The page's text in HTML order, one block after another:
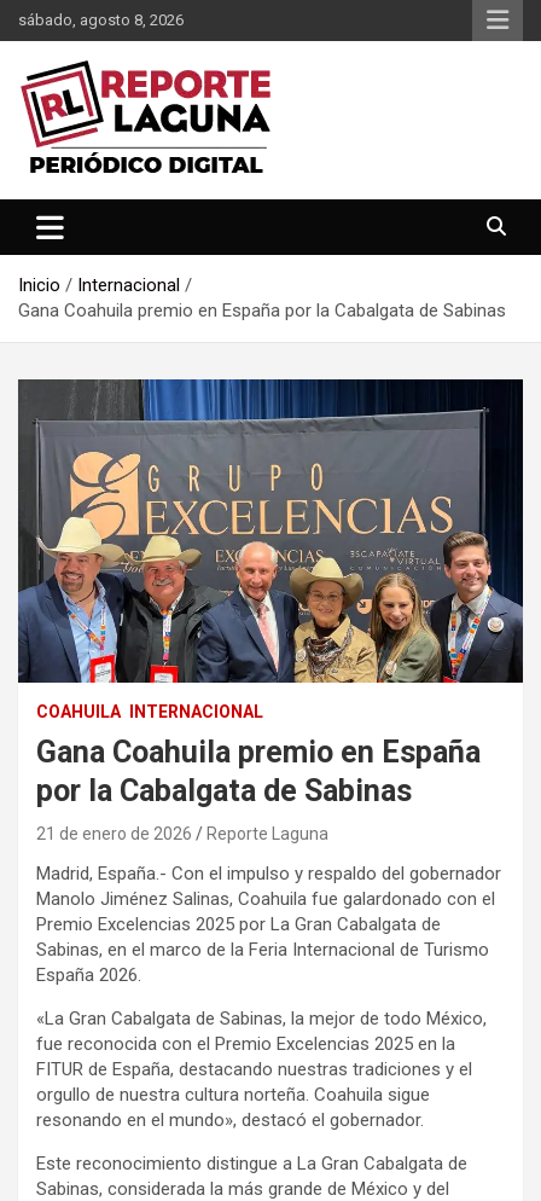
Saltar
al
contenido
sábado, agosto 8, 2026
Reporte Laguna
Inicio
Internacional
Gana Coahuila premio en España por la Cabalgata de Sabinas
COAHUILA INTERNACIONAL
Gana Coahuila premio en España
por la Cabalgata de Sabinas
21 de enero de 2026 Reporte Laguna
Madrid, España.- Con el impulso y respaldo del gobernador
Manolo Jiménez Salinas, Coahuila fue galardonado con el
Premio Excelencias 2025 por La Gran Cabalgata de
Sabinas, en el marco de la Feria Internacional de Turismo
España 2026.
«La Gran Cabalgata de Sabinas, la mejor de todo México,
fue reconocida con el Premio Excelencias 2025 en la
FITUR de España, destacando nuestras tradiciones y el
orgullo de nuestra cultura norteña. Coahuila sigue
resonando en el mundo», destacó el gobernador.
Este reconocimiento distingue a La Gran Cabalgata de
Sabinas, considerada la más grande de México y del